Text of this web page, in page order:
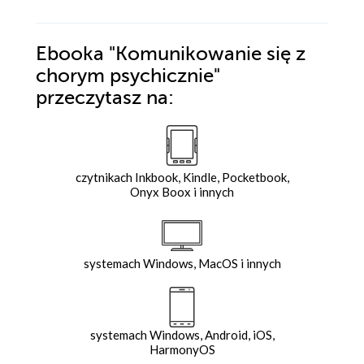
Ebooka "Komunikowanie się z
chorym psychicznie"
przeczytasz na:
czytnikach Inkbook, Kindle, Pocketbook,
Onyx Boox i innych
systemach Windows, MacOS i innych
systemach Windows, Android, iOS,
HarmonyOS